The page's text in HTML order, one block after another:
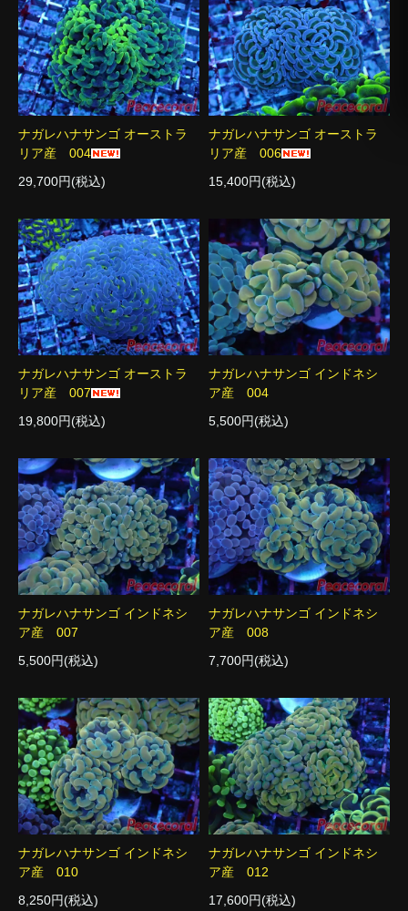
ナガレハナサンゴ オーストラ
リア産 004
29,700円(税込)
ナガレハナサンゴ オーストラ
リア産 006
15,400円(税込)
ナガレハナサンゴ オーストラ
リア産 007
19,800円(税込)
ナガレハナサンゴ インドネシ
ア産 004
5,500円(税込)
ナガレハナサンゴ インドネシ
ア産 007
5,500円(税込)
ナガレハナサンゴ インドネシ
ア産 008
7,700円(税込)
ナガレハナサンゴ インドネシ
ア産 010
8,250円(税込)
ナガレハナサンゴ インドネシ
ア産 012
17,600円(税込)